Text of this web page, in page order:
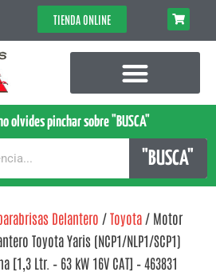
TIENDA ONLINE
olvides pinchar sobre "BUSCA"
"BUSCA"
Delantero /Toyota / Motor
Toyota Yaris (NCP1/NLP1/SCP1)
[1,3 Ltr. – 63 kW 16V CAT] – 463831